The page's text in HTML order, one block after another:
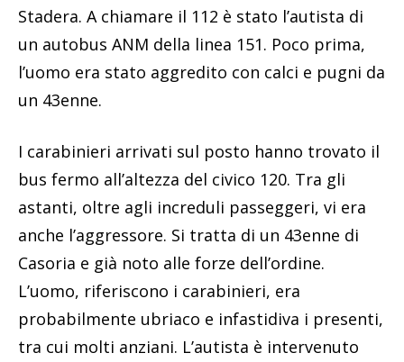
Stadera. A chiamare il 112 è stato l’autista di
un autobus ANM della linea 151. Poco prima,
l’uomo era stato aggredito con calci e pugni da
un 43enne.
I carabinieri arrivati sul posto hanno trovato il
bus fermo all’altezza del civico 120. Tra gli
astanti, oltre agli increduli passeggeri, vi era
anche l’aggressore. Si tratta di un 43enne di
Casoria e già noto alle forze dell’ordine.
L’uomo, riferiscono i carabinieri, era
probabilmente ubriaco e infastidiva i presenti,
tra cui molti anziani. L’autista è intervenuto